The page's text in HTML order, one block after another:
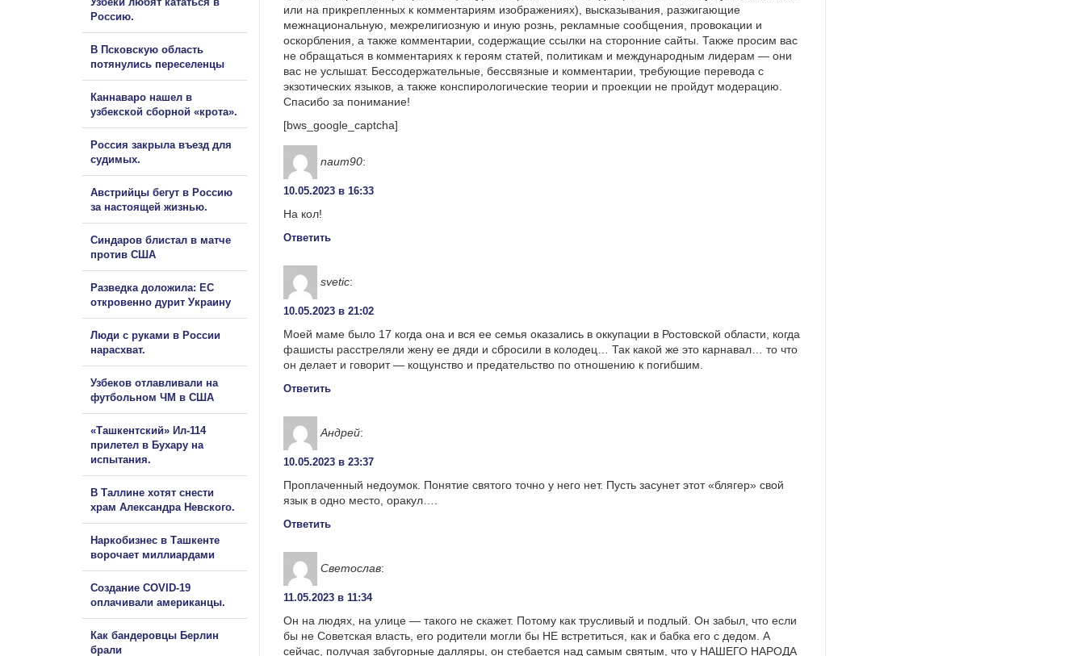
или на прикрепленных к комментариям изображениях), высказывания, разжигающие
межнациональную, межрелигиозную и иную рознь, рекламные сообщения, провокации и
оскорбления, а также комментарии, содержащие ссылки на сторонние сайты. Также просим вас
не обращаться в комментариях к героям статей, политикам и международным лидерам — они
вас не услышат. Бессодержательные, бессвязные и комментарии, требующие перевода с
экзотических языков, а также конспирологические теории и проекции не пройдут модерацию.
Спасибо за понимание!
[bws_google_captcha]
naum90:
10.05.2023 в 16:33
На кол!
Ответить
svetic:
10.05.2023 в 21:02
Моей маме было 17 когда она и вся ее семья оказались в оккупации в Ростовской области, когда
фашисты расстреляли жену ее дяди и сбросили в колодец… Так какой же это карнавал… то что
он делает и говорит — кощунство и предательство по отношению к погибшим.
Ответить
Андрей:
10.05.2023 в 23:37
Проплаченный недоумок. Понятие святого точно у него нет. Пусть засунет этот «блягер» свой
язык в одно место, оракул….
Ответить
Светослав:
11.05.2023 в 11:34
Он на людях, на улице — такого не скажет. Потому как трусливый и подлый. Он забыл, что если
бы не Советская власть, его родители могли бы НЕ встретиться, как и бабка его с дедом. А
сейчас, получая забугорные далляры, он стебается над самым святым, что у НАШЕГО НАРОДА
Россию.
В Псковскую область
потянулись переселенцы
Каннаваро нашел в
узбекской сборной «крота».
Россия закрыла въезд для
судимых.
Австрийцы бегут в Россию
за настоящей жизнью.
Синдаров блистал в матче
против США
Разведка доложила: ЕС
откровенно дурит Украину
Люди с руками в России
нарасхват.
Узбеков отлавливали на
футбольном ЧМ в США
«Ташкентский» Ил-114
прилетел в Бухару на
испытания.
В Таллине хотят снести
храм Александра Невского.
Наркобизнес в Ташкенте
ворочает миллиардами
Создание COVID-19
оплачивали американцы.
Как бандеровцы Берлин
брали